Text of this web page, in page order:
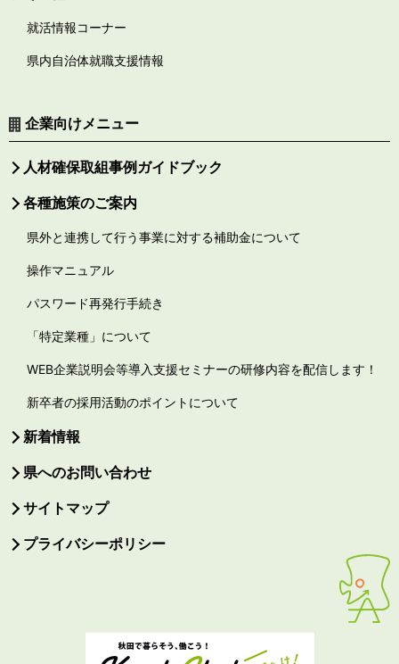
就活情報コーナー
県内自治体就職支援情報
企業向けメニュー
人材確保取組事例ガイドブック
各種施策のご案内
県外と連携して行う事業に対する補助金について
操作マニュアル
パスワード再発行手続き
「特定業種」について
WEB企業説明会等導入支援セミナーの研修内容を配信します！
新卒者の採用活動のポイントについて
新着情報
県へのお問い合わせ
サイトマップ
プライバシーポリシー